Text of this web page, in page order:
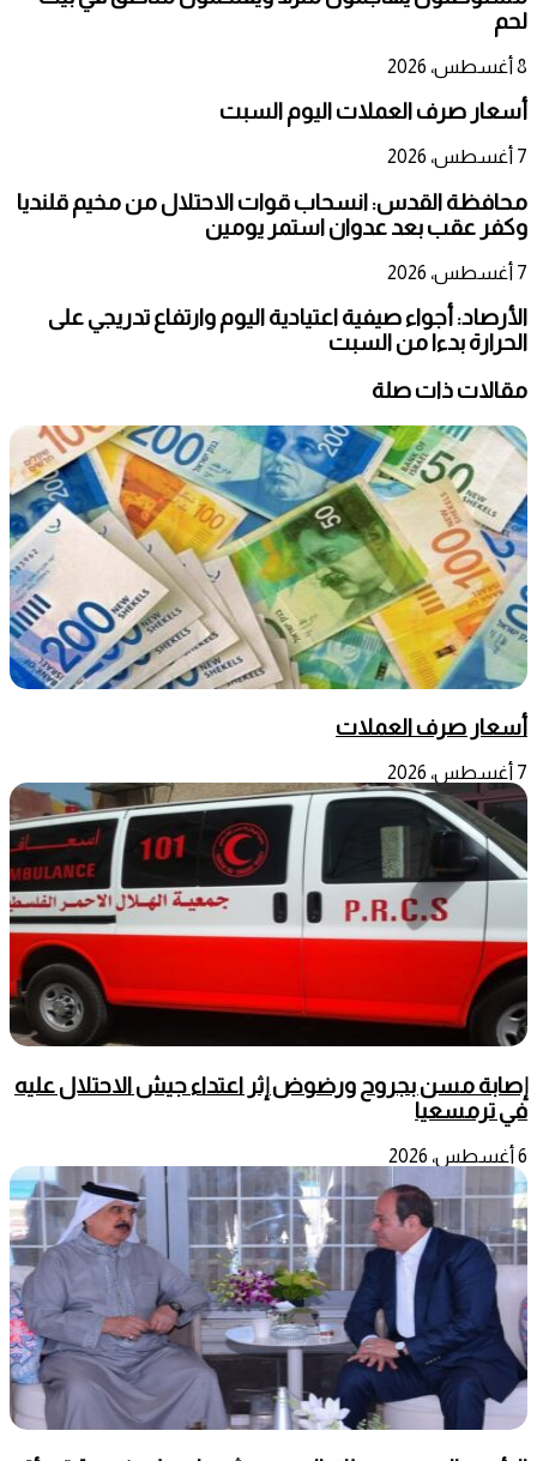
لحم
8 أغسطس، 2026
أسعار صرف العملات اليوم السبت
7 أغسطس، 2026
محافظة القدس: انسحاب قوات الاحتلال من مخيم قلنديا
وكفر عقب بعد عدوان استمر يومين
7 أغسطس، 2026
الأرصاد: أجواء صيفية اعتيادية اليوم وارتفاع تدريجي على
الحرارة بدءا من السبت
مقالات ذات صلة
أسعار صرف العملات
7 أغسطس، 2026
إصابة مسن بجروح ورضوض إثر اعتداء جيش الاحتلال عليه
في ترمسعيا
6 أغسطس، 2026